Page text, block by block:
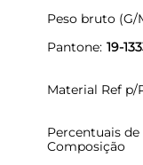
Peso bruto (G/
Pantone 19-
Material Ref p/
Percentuais de
Composição